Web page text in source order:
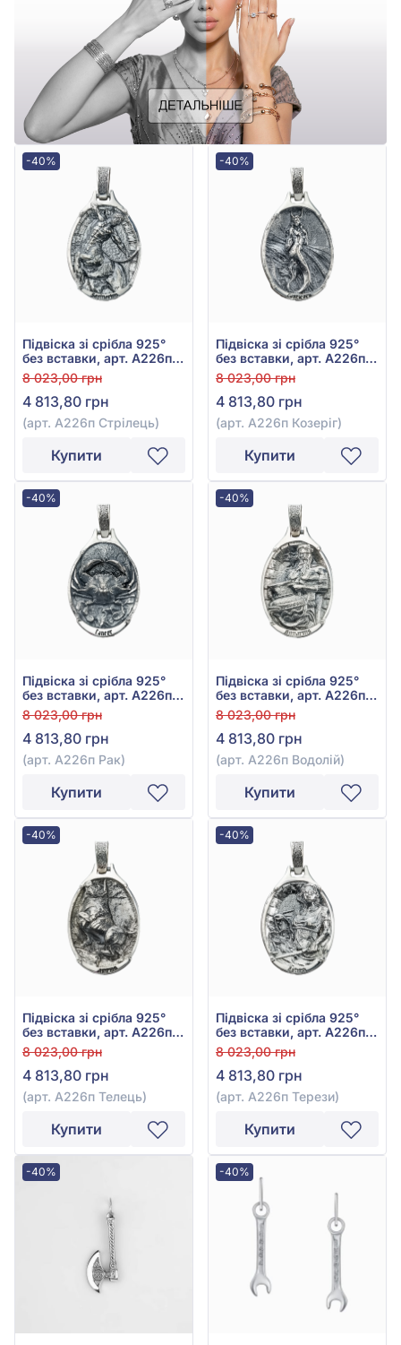
-40%
Підвіска зі срібла 925°
без вставки, арт. А226п
Стрілець
8 023,00 грн
4 813,80 грн
(арт. А226п Стрілець)
Купити
-40%
Підвіска зі срібла 925°
без вставки, арт. А226п
Козеріг
8 023,00 грн
4 813,80 грн
(арт. А226п Козеріг)
Купити
-40%
Підвіска зі срібла 925°
без вставки, арт. А226п
Рак
8 023,00 грн
4 813,80 грн
(арт. А226п Рак)
Купити
-40%
Підвіска зі срібла 925°
без вставки, арт. А226п
Водолій
8 023,00 грн
4 813,80 грн
(арт. А226п Водолій)
Купити
-40%
Підвіска зі срібла 925°
без вставки, арт. А226п
Телець
8 023,00 грн
4 813,80 грн
(арт. А226п Телець)
Купити
-40%
Підвіска зі срібла 925°
без вставки, арт. А226п
Терези
8 023,00 грн
4 813,80 грн
(арт. А226п Терези)
Купити
-40% -40%